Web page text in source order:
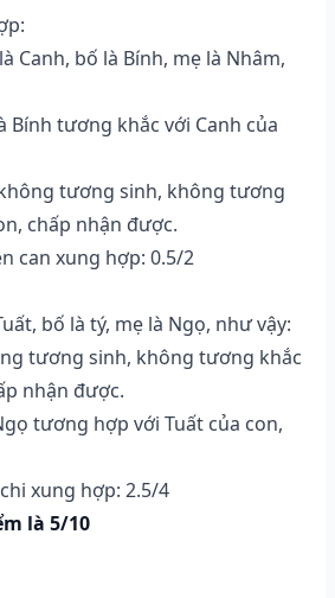
Canh, bố là Bính, mẹ là Nhâm,
Bính tương khắc với Canh của
tương sinh, không tương
chấp nhận được.
can xung hợp: 0.5/2
bố là tý, mẹ là Ngọ, như vậy:
tương sinh, không tương khắc
nhận được.
tương hợp với Tuất của con,
xung hợp: 2.5/4
là 5/10